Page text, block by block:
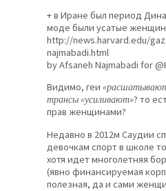
+ в Иране был период
моде были усатые
http://news.harvard.edu/
najmabadi.html
by Afsaneh Najmabadi for
Видимо, геи
трансы «усиливают»? то
прав женщинами?
Недавно в 2012м Саудии
девочкам спорт в школе
хотя идет многолетняя
(явно финансируемая
полезная, да и сами